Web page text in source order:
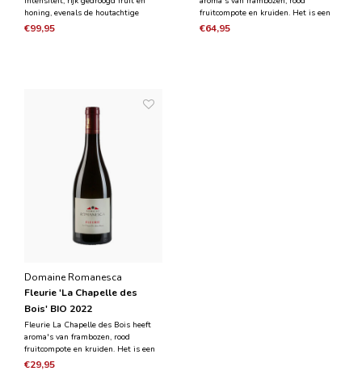
honing, evenals de houtachtige
smaken van de lange rijping in het
€99,95
fruitcompote en kruiden. Het is een
charmante wijn, medium tot vol en
€64,95
Domaine Romanesca
Fleurie 'La Chapelle des
Bois' BIO 2022
Fleurie La Chapelle des Bois heeft
aroma's van frambozen, rood
fruitcompote en kruiden. Het is een
charmante wijn, medium tot vol en
heeft een vlezige smaak met een
€29,95